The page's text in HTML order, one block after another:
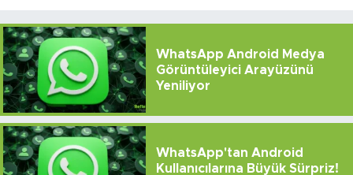
WhatsApp Android Medya
Görüntüleyici Arayüzünü
Yeniliyor
WhatsApp'tan Android
Kullanıcılarına Büyük Sürpriz!